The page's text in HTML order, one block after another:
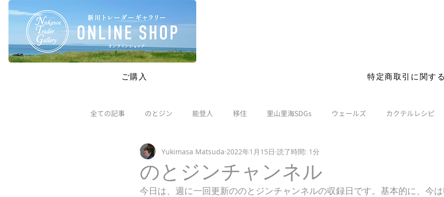
SAFETY RESTRICTIONS IN PLACE: Please read our new policies before you visit. More details
ご購入 特定商取引に関す
全ての記事 のとジン 能登人 移住 里山里海SDGs ウェールズ カクテルレシピ
のとジンチャンネル
Yukimasa Matsuda 2022年1月15日 読了時間: 1分
今日は、週に一回更新ののとジンチャンネルの収録日です。基本的に、今